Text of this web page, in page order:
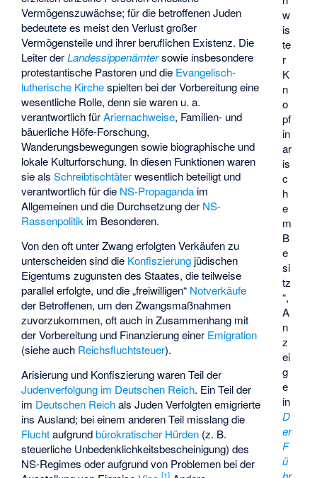
w
is
te
r
K
n
o
pf
in
ar
is
c
h
e
m
B
e
si
tz
“,
A
n
z
ei
g
e
in
D
er
F
ü
Vermögenszuwächse; für die betroffenen Juden
bedeutete es meist den Verlust großer
Vermögensteile und ihrer beruflichen Existenz. Die
Leiter derLandessippenämtersowie insbesondere
protestantische Pastoren und die Evangelisch-
lutherische Kirchespielten bei der Vorbereitung eine
wesentliche Rolle, denn sie waren u. a.
verantwortlich fürAriernachweise, Familien- und
bäuerliche Höfe-Forschung,
Wanderungsbewegungen sowie biographische und
lokale Kulturforschung. In diesen Funktionen waren
sie alsSchreibtischtäterwesentlich beteiligt und
verantwortlich für die NS-Propaganda im
Allgemeinen und die Durchsetzung der NS-
Rassenpolitik im Besonderen.
Von den oft unter Zwang erfolgten Verkäufen zu
unterscheiden sind die Konfiszierung jüdischen
Eigentums zugunsten des Staates, die teilweise
parallel erfolgte, und die „freiwilligen“ Notverkäufe
der Betroffenen, um den Zwangsmaßnahmen
zuvorzukommen, oft auch in Zusammenhang mit
der Vorbereitung und Finanzierung einer Emigration
(siehe auch Reichsfluchtsteuer).
Arisierung und Konfiszierung waren Teil der
Judenverfolgung im Deutschen Reich. Ein Teil der
im Deutschen Reichals Juden Verfolgten emigrierte
ins Ausland; bei einem anderen Teil misslang die
Fluchtaufgrundbürokratischer Hürden (z. B.
steuerliche Unbedenklichkeitsbescheinigung) des
NS-Regimes oder aufgrund von Problemen bei der
[1]